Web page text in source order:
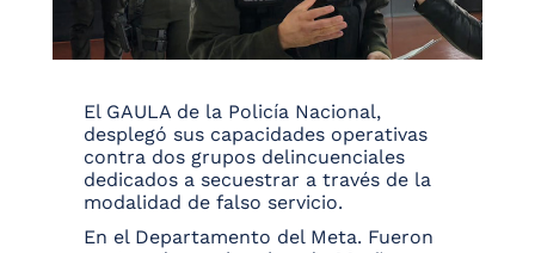
El GAULA de la Policía Nacional,
desplegó sus capacidades operativas
contra dos grupos delincuenciales
dedicados a secuestrar a través de la
modalidad de falso servicio.
En el Departamento del Meta. Fueron